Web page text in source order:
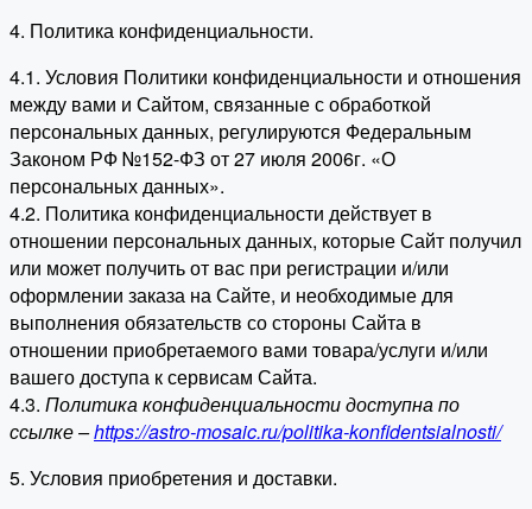
4. Политика конфиденциальности.
4.1. Условия Политики конфиденциальности и отношения
между вами и Сайтом, связанные с обработкой
персональных данных, регулируются Федеральным
Законом РФ №152-ФЗ от 27 июля 2006г. «О
персональных данных».
4.2. Политика конфиденциальности действует в
отношении персональных данных, которые Сайт получил
или может получить от вас при регистрации и/или
оформлении заказа на Сайте, и необходимые для
выполнения обязательств со стороны Сайта в
отношении приобретаемого вами товара/услуги и/или
вашего доступа к сервисам Сайта.
4.3. Политика конфиденциальности доступна по
ссылке –https://astro-mosaic.ru/politika-konfidentsialnosti/
5. Условия приобретения и доставки.